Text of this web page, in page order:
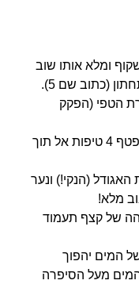
ומלא אותו שוב
(כתוב שם 5).
הטפי (הפקק
ג. החזק את הטפי זקוף, אנכי לגמרי, וטפטף 4 טיפות אל תוך
(הנקי!) ונער
של קצף תעמוד
המים יהפוך
המים מעל הסיפרה